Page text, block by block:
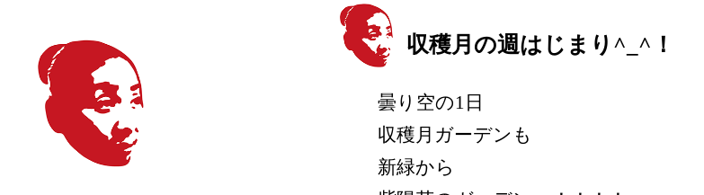
収穫月の週はじまり^_^！
曇り空の1日
収穫月ガーデンも
新緑から